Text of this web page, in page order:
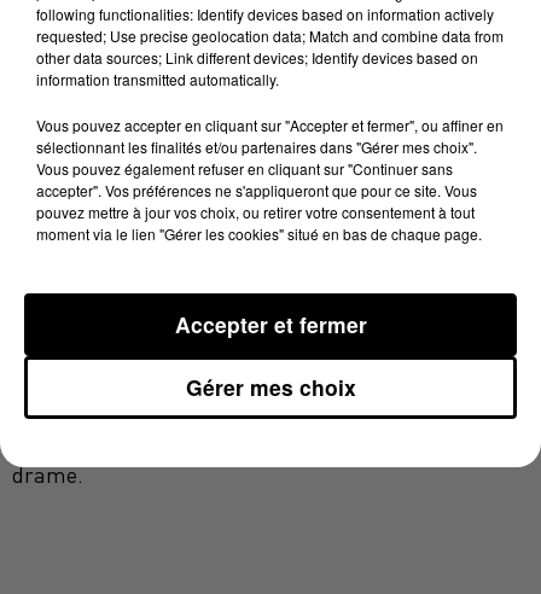
A 19 ans"il encourt jusqu'à 20 ans de réclusion criminelle
pour coup mortel aggravé"nous précise le procureur de
la République de Tarbes, Pierre Aurignac qui a ouvert
ayant entraîné la mort sans intention de la donner par
personne en ivresse manifeste".
Le rixe aurait éclaté"pour un motif futile", "c'est une
connerie d'étudiants"nous explique une source proche
victime qui
le placement en détention provisoire du mis en cause.
Un juge d'instruction de Tarbes va désormais diriger
l'enquête et faire la lumière sur les circonstances
drame.
following functionalities: Identify devices based on information actively
requested; Use precise geolocation data; Match and combine data from
other data sources; Link different devices; Identify devices based on
information transmitted automatically.
Vous pouvez accepter en cliquant sur "Accepter et fermer", ou affiner en
sélectionnant les finalités et/ou partenaires dans "Gérer mes choix".
Vous pouvez également refuser en cliquant sur "Continuer sans
accepter". Vos préférences ne s'appliqueront que pour ce site. Vous
pouvez mettre à jour vos choix, ou retirer votre consentement à tout
moment via le lien "Gérer les cookies" situé en bas de chaque page.
Gérer mes choix
Accepter et fermer